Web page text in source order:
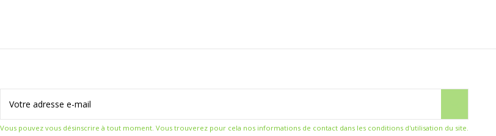
Vous pouvez vous désinscrire à tout moment. Vous trouverez pour cela nos informations de contact dans les conditions d'utilisation du site.